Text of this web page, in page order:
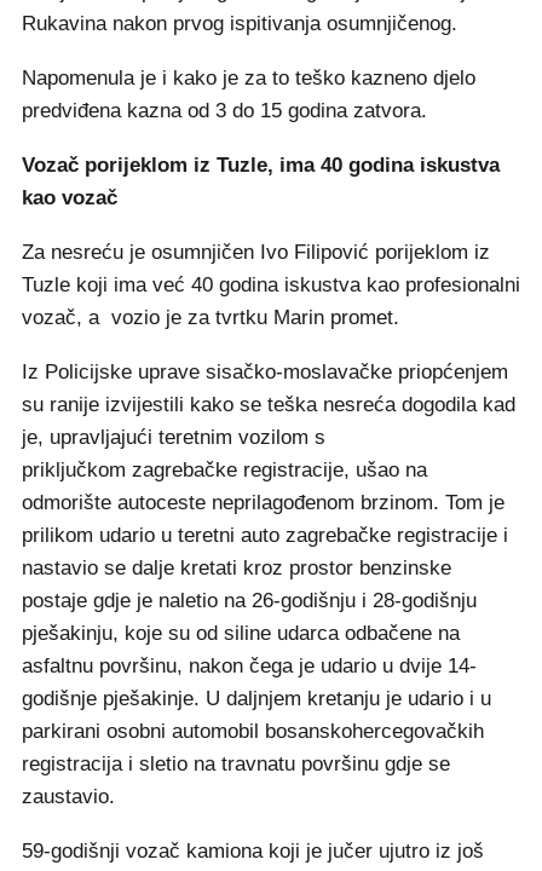
Rukavina nakon prvog ispitivanja osumnjičenog.
Napomenula je i kako je za to teško kazneno djelo
predviđena kazna od 3 do 15 godina zatvora.
Vozač porijeklom iz Tuzle, ima 40 godina iskustva
kao vozač
Za nesreću je osumnjičen Ivo Filipović porijeklom iz
Tuzle koji ima već 40 godina iskustva kao profesionalni
vozač, a vozio je za tvrtku Marin promet.
Iz Policijske uprave sisačko-moslavačke priopćenjem
su ranije izvijestili kako se teška nesreća dogodila kad
je, upravljajući teretnim vozilom s
priključkom zagrebačke registracije, ušao na
odmorište autoceste neprilagođenom brzinom. Tom je
prilikom udario u teretni auto zagrebačke registracije i
nastavio se dalje kretati kroz prostor benzinske
postaje gdje je naletio na 26-godišnju i 28-godišnju
pješakinju, koje su od siline udarca odbačene na
asfaltnu površinu, nakon čega je udario u dvije 14-
godišnje pješakinje. U daljnjem kretanju je udario i u
parkirani osobni automobil bosanskohercegovačkih
registracija i sletio na travnatu površinu gdje se
zaustavio.
59-godišnji vozač kamiona koji je jučer ujutro iz još